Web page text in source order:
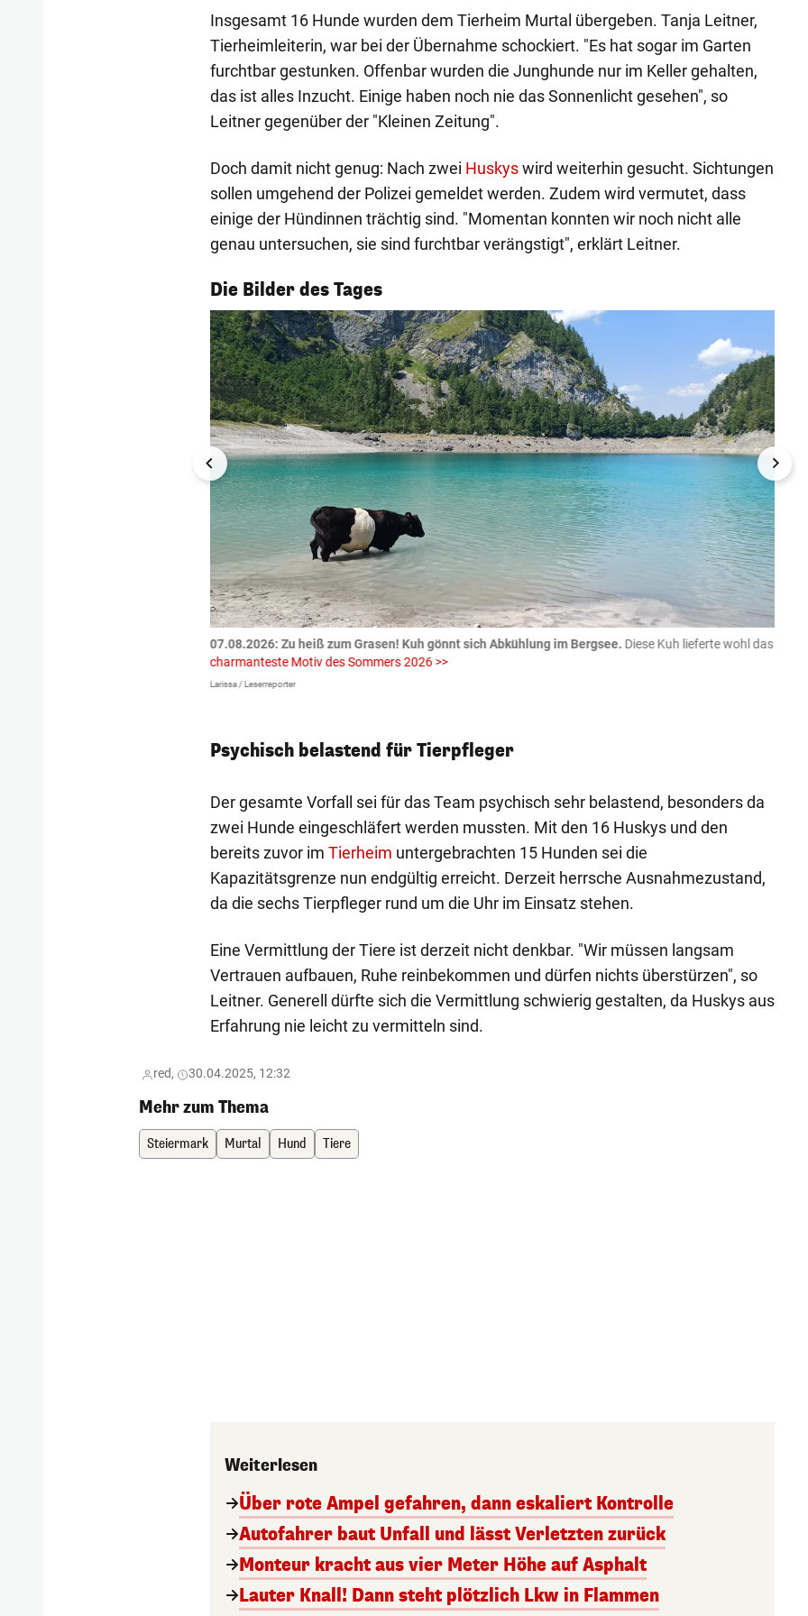
Insgesamt 16 Hunde wurden dem Tierheim Murtal übergeben. Tanja Leitner,
Tierheimleiterin, war bei der Übernahme schockiert. "Es hat sogar im Garten
furchtbar gestunken. Offenbar wurden die Junghunde nur im Keller gehalten,
das ist alles Inzucht. Einige haben noch nie das Sonnenlicht gesehen", so
Leitner gegenüber der "Kleinen Zeitung".
Doch damit nicht genug: Nach zwei Huskyswird weiterhin gesucht. Sichtungen
sollen umgehend der Polizei gemeldet werden. Zudem wird vermutet, dass
einige der Hündinnen trächtig sind. "Momentan konnten wir noch nicht alle
genau untersuchen, sie sind furchtbar verängstigt", erklärt Leitner.
Die Bilder des Tages
1/55
07.08.2026: Zu heiß zum Grasen! Kuh gönnt sich Abkühlung im Bergsee. Diese Kuh lieferte wohl das
charmanteste Motiv des Sommers 2026 >>
Larissa / Leserreporter
Psychisch belastend für Tierpfleger
Der gesamte Vorfall sei für das Team psychisch sehr belastend, besonders da
zwei Hunde eingeschläfert werden mussten. Mit den 16 Huskys und den
bereits zuvor im Tierheim untergebrachten 15 Hunden sei die
Kapazitätsgrenze nun endgültig erreicht. Derzeit herrsche Ausnahmezustand,
da die sechs Tierpfleger rund um die Uhr im Einsatz stehen.
Eine Vermittlung der Tiere ist derzeit nicht denkbar. "Wir müssen langsam
Vertrauen aufbauen, Ruhe reinbekommen und dürfen nichts überstürzen", so
Leitner. Generell dürfte sich die Vermittlung schwierig gestalten, da Huskys aus
Erfahrung nie leicht zu vermitteln sind.
red, 30.04.2025, 12:32
Mehr zum Thema
Steiermark Murtal Hund Tiere
Weiterlesen
Über rote Ampel gefahren, dann eskaliert Kontrolle
Autofahrer baut Unfall und lässt Verletzten zurück
Monteur kracht aus vier Meter Höhe auf Asphalt
Lauter Knall! Dann steht plötzlich Lkw in Flammen